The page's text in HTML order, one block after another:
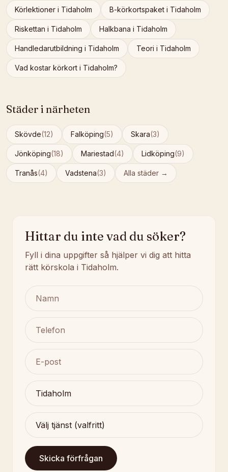
Körlektioner i Tidaholm B-körkortspaket i Tidaholm
Riskettan i Tidaholm Halkbana i Tidaholm
Handledarutbildning i Tidaholm Teori i Tidaholm
Vad kostar körkort i Tidaholm?
Städer i närheten
Skövde(12) Falköping(5) Skara(3)
Jönköping(18) Mariestad(4) Lidköping(9)
Tranås(4) Vadstena(3) Alla städer →
Hittar du inte vad du söker?
Fyll i dina uppgifter så hjälper vi dig att hitta
rätt körskola i Tidaholm.
Skicka förfrågan